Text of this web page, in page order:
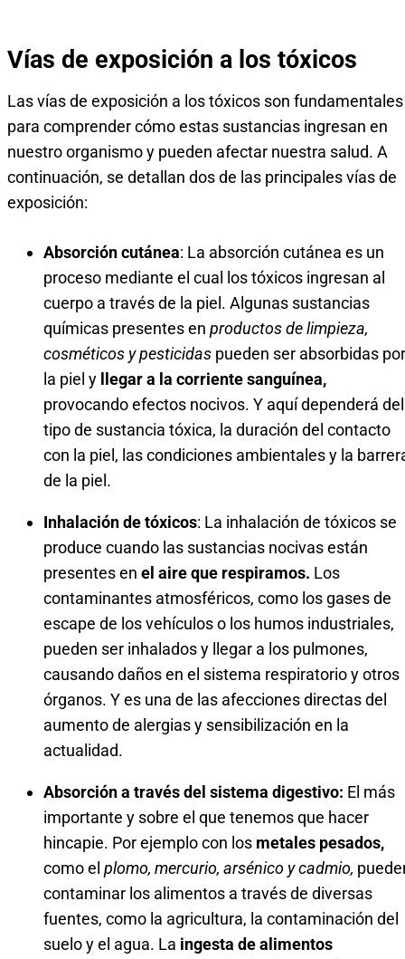
Vías de exposición a los tóxicos
Las vías de exposición a los tóxicos son fundamentales
para comprender cómo estas sustancias ingresan en
nuestro organismo y pueden afectar nuestra salud. A
continuación, se detallan dos de las principales vías de
exposición:
Absorción cutánea: La absorción cutánea es un
proceso mediante el cual los tóxicos ingresan al
cuerpo a través de la piel. Algunas sustancias
químicas presentes en productos de limpieza,
cosméticos y pesticidas pueden ser absorbidas por
la piel y
llegar a la corriente sanguínea,
provocando efectos nocivos. Y aquí dependerá del
tipo de sustancia tóxica, la duración del contacto
con la piel, las condiciones ambientales y la
de la piel.
Inhalación de tóxicos: La inhalación de tóxicos se
produce cuando las sustancias nocivas están
presentes en el aire que respiramos. Los
contaminantes atmosféricos, como los gases de
escape de los vehículos o los humos industriales,
pueden ser inhalados y llegar a los pulmones,
causando daños en el sistema respiratorio y otros
órganos. Y es una de las afecciones directas del
aumento de alergias y sensibilización en la
actualidad.
Absorción a través del sistema digestivo: El más
importante y sobre el que tenemos que hacer
hincapie. Por ejemplo con los metales pesados,
como el plomo, mercurio, arsénico y cadmio,
contaminar los alimentos a través de diversas
fuentes, como la agricultura, la contaminación del
suelo y el agua. La ingesta de alimentos